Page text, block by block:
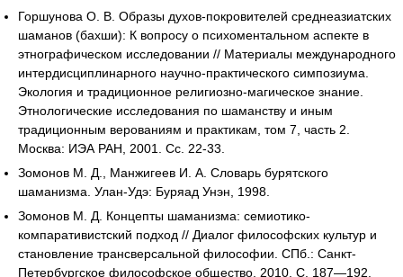
Горшунова О. В. Образы духов-покровителей среднеазиатских
шаманов (бахши): К вопросу о психоментальном аспекте в
этнографическом исследовании // Материалы международного
интердисциплинарного научно-практического симпозиума.
Экология и традиционное религиозно-магическое знание.
Этнологические исследования по шаманству и иным
традиционным верованиям и практикам, том 7, часть 2.
Москва: ИЭА РАН, 2001. Сс. 22-33.
Зомонов М. Д., Манжигеев И. А. Словарь бурятского
шаманизма. Улан-Удэ: Буряад Унэн, 1998.
Зомонов М. Д. Концепты шаманизма: семиотико-
компаративистский подход // Диалог философских культур и
становление трансверсальной философии. СПб.: Санкт-
Петербургское философское общество, 2010. С. 187—192.